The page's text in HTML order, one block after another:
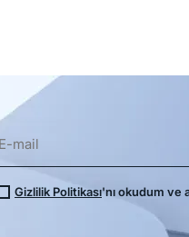
Gizlilik Politikası'nı okudum ve